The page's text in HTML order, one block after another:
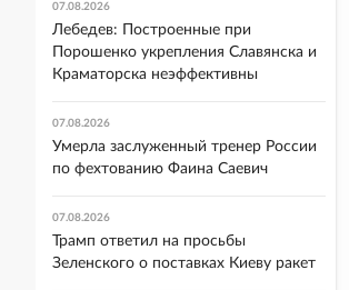
07.08.2026
Лебедев: Построенные при
Порошенко укрепления Славянска и
Краматорска неэффективны
07.08.2026
Умерла заслуженный тренер России
по фехтованию Фаина Саевич
07.08.2026
Трамп ответил на просьбы
Зеленского о поставках Киеву ракет